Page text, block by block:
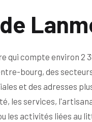
qui compte environ
bourg, des
et des adresses
les services,
les activités liées au